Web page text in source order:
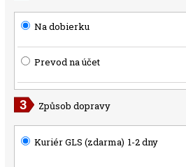
Na dobierku
Prevod na účet
Způsob dopravy
Kuriér GLS (zdarma) 1-2 dny